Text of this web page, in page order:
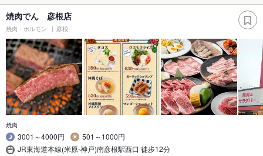
焼肉でん 彦根店
焼肉・ホルモン 彦根
焼肉
3001～4000円
501～1000円
JR東海道本線(米原-神戸)南彦根駅西口 徒歩12分